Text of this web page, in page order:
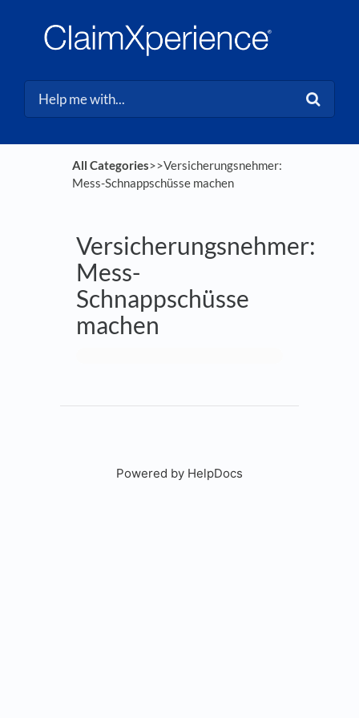
All Categories​>​​>​ Versicherungsnehmer:
Mess-Schnappschüsse machen
Versicherungsnehmer:
Mess-
Schnappschüsse
machen
Powered by HelpDocs